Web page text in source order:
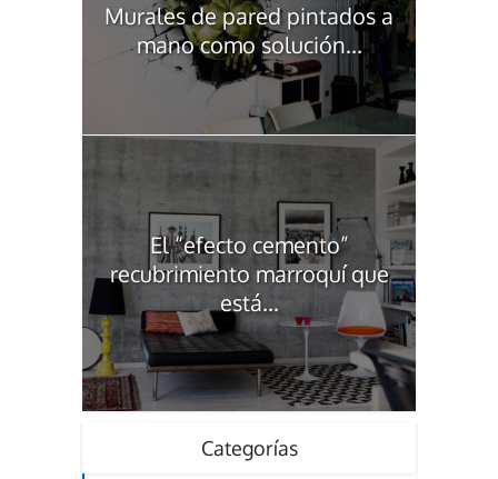
Murales de pared pintados a
mano como solución...
El “efecto cemento”
recubrimiento marroquí que
está...
Categorías